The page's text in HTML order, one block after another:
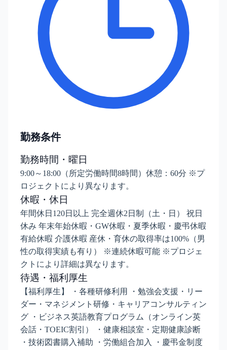
勤務条件
勤務時間・曜日
9:00～18:00（所定労働時間8時間）休憩：60分 ※プ
ロジェクトにより異なります。
休暇・休日
年間休日120日以上 完全週休2日制（土・日） 祝日
休み 年末年始休暇・GW休暇・夏季休暇・慶弔休暇
有給休暇 介護休暇 産休・育休の取得率は100%（男
性の取得実績も有り） ※連続休暇可能 ※プロジェ
クトにより詳細は異なります。
待遇・福利厚生
【福利厚生】 ・各種研修利用 ・勉強会支援・リー
ダー・マネジメント研修・キャリアコンサルティン
グ ・ビジネス英語教育プログラム（オンライン英
会話・TOEIC割引） ・健康相談室・定期健康診断
・技術図書購入補助 ・労働組合加入 ・慶弔金制度